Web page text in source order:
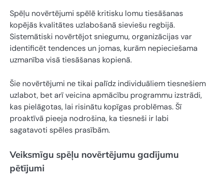
Spēļu novērtējumi spēlē kritisku lomu tiesāšanas
kopējās kvalitātes uzlabošanā sieviešu regbijā.
Sistemātiski novērtējot sniegumu, organizācijas var
identificēt tendences un jomas, kurām nepieciešama
uzmanība visā tiesāšanas kopienā.
Šie novērtējumi ne tikai palīdz individuāliem tiesnešiem
uzlabot, bet arī veicina apmācību programmu izstrādi,
kas pielāgotas, lai risinātu kopīgas problēmas. Šī
proaktīvā pieeja nodrošina, ka tiesneši ir labi
sagatavoti spēles prasībām.
Veiksmīgu spēļu novērtējumu gadījumu
pētījumi